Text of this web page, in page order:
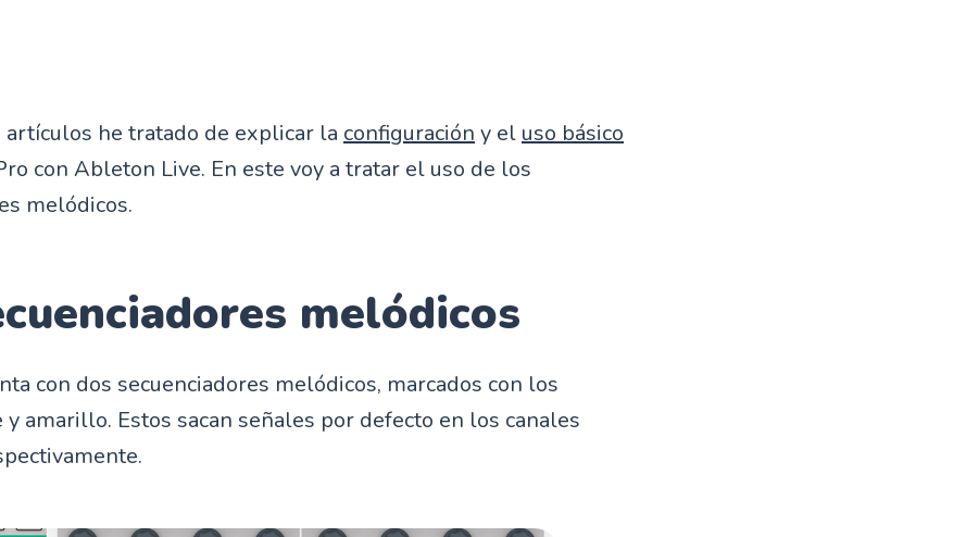
artículos he tratado de explicar la configuración y el uso básico
con Ableton Live. En este voy a tratar el uso de los
melódicos.
melódicos
con dos secuenciadores melódicos, marcados con los
amarillo. Estos sacan señales por defecto en los canales